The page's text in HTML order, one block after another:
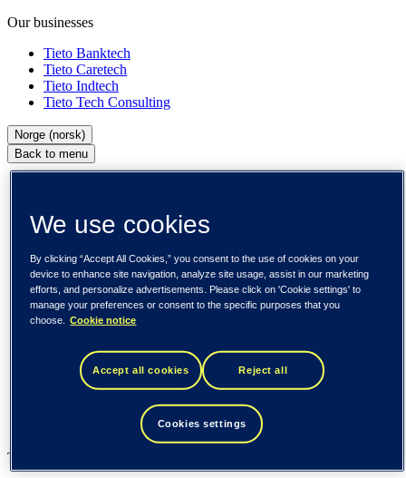
Our businesses
Tieto Banktech
Tieto Caretech
Tieto Indtech
Tieto Tech Consulting
Norge (norsk)
Back to menu
Spania / Iberia (español)
Sverige (svenska)
Finland (suomi)
De forente stater (English)
Tieto
CT / Lifecare Primærhelse
Tieto Caretech
We use cookies
By clicking “Accept All Cookies,” you consent to the use of cookies on your
device to enhance site navigation, analyze site usage, assist in our marketing
efforts, and personalize advertisements. Please click on 'Cookie settings' to
manage your preferences or consent to the specific purposes that you
choose.
Cookie notice
Accept all cookies Reject all
Cookies settings